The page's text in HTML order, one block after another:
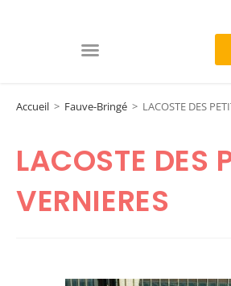
Accueil > Fauve-Bringé > LACOSTE DES
LACOSTE DES
VERNIERES